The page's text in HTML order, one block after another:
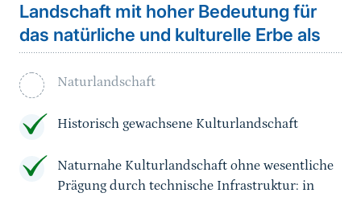
Landschaft mit hoher Bedeutung für
das natürliche und kulturelle Erbe als
Naturlandschaft
Historisch gewachsene Kulturlandschaft
Naturnahe Kulturlandschaft ohne wesentliche
Prägung durch technische Infrastruktur: in